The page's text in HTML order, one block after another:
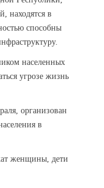
находятся в
способны
населенных
угрозе жизнь
организован
в
женщины, дети